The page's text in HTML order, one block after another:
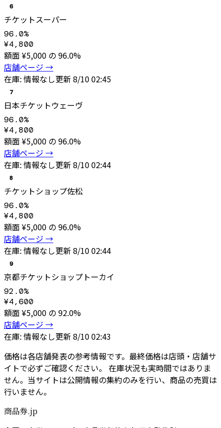
6
チケットスーパー
96.0%
¥4,800
額面 ¥5,000 の 96.0%
店舗ページ →
在庫: 情報なし更新 8/10 02:45
7
日本チケットウェーヴ
96.0%
¥4,800
額面 ¥5,000 の 96.0%
店舗ページ →
在庫: 情報なし更新 8/10 02:44
8
チケットショップ佐松
96.0%
¥4,800
額面 ¥5,000 の 96.0%
店舗ページ →
在庫: 情報なし更新 8/10 02:44
9
京都チケットショップトーカイ
92.0%
¥4,600
額面 ¥5,000 の 92.0%
店舗ページ →
在庫: 情報なし更新 8/10 02:43
価格は各店舗発表の参考情報です。最終価格は店頭・店舗サ
イトで必ずご確認ください。 在庫状況も実時間ではありま
せん。当サイトは公開情報の集約のみを行い、商品の売買は
行いません。
商品券.jp